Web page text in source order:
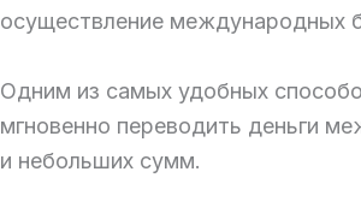
осуществление международных
Одним из самых удобных
мгновенно переводить деньги
и небольших сумм.